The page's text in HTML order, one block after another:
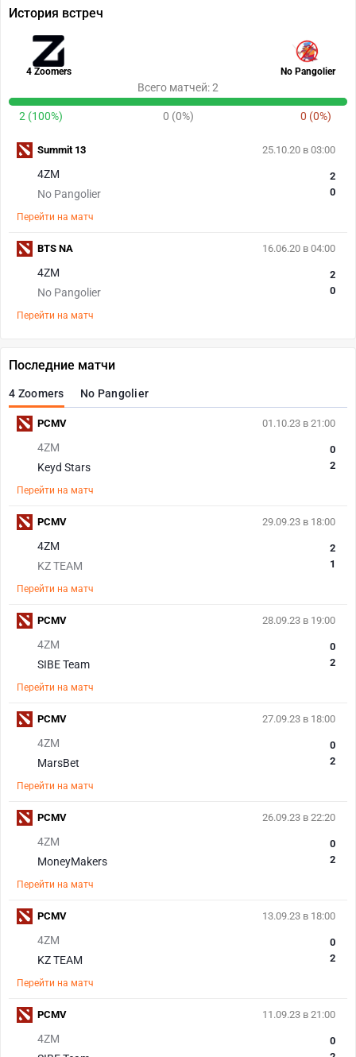
История встреч
4 Zoomers No Pangolier
Всего матчей: 2
2 (100%) 0 (0%) 0 (0%)
25.10.20 в 03:00
4ZM
No Pangolier
2
0
Перейти на матч
Summit 13
16.06.20 в 04:00
4ZM
No Pangolier
2
0
Перейти на матч
BTS NA
Последние матчи
4 Zoomers No Pangolier
01.10.23 в 21:00
4ZM
Keyd Stars
0
2
Перейти на матч
PCMV
29.09.23 в 18:00
4ZM
KZ TEAM
2
1
Перейти на матч
PCMV
28.09.23 в 19:00
4ZM
SIBE Team
0
2
Перейти на матч
PCMV
27.09.23 в 18:00
4ZM
MarsBet
0
2
Перейти на матч
PCMV
26.09.23 в 22:20
4ZM
MoneyMakers
0
2
Перейти на матч
PCMV
13.09.23 в 18:00
4ZM
KZ TEAM
0
2
Перейти на матч
PCMV
11.09.23 в 21:00
4ZM
0
PCMV